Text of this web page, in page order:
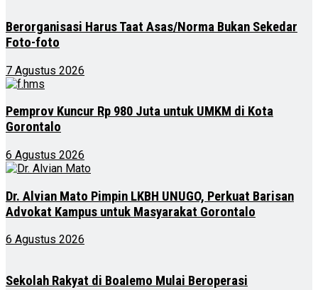
Berorganisasi Harus Taat Asas/Norma Bukan Sekedar
Foto-foto
7 Agustus 2026
Pemprov Kuncur Rp 980 Juta untuk UMKM di Kota
Gorontalo
6 Agustus 2026
Dr. Alvian Mato Pimpin LKBH UNUGO, Perkuat Barisan
Advokat Kampus untuk Masyarakat Gorontalo
6 Agustus 2026
Sekolah Rakyat di Boalemo Mulai Beroperasi